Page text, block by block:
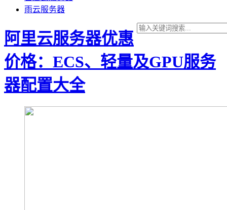
雨云服务器
阿里云服务器优惠
价格：ECS、轻量及GPU服务
器配置大全